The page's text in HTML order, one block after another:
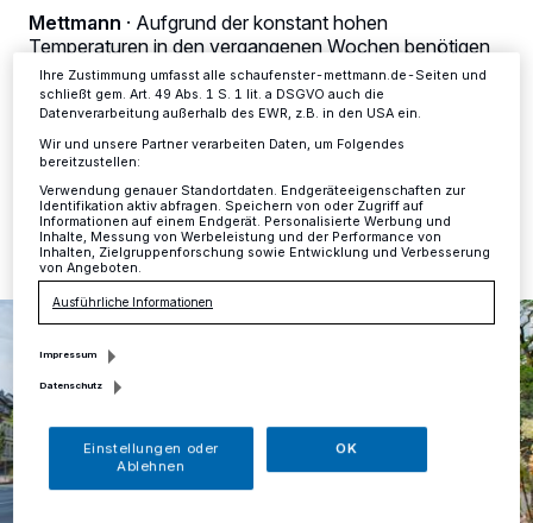
Mettmann · Aufgrund der konstant hohen
Temperaturen in den vergangenen Wochen benötigen
derzeit viele Bäume, Sträucher und Pflanzen im
Stadtgebiet dringend Wasser.
12.08.2020 , 14:08 Uhr Eine Minute Lesezeit
Ihre Einstellungen gelten innerhalb unseres Website. Weitere
Informationen finden Sie in unserer Datenschutzerklärung.
Ihre Zustimmung umfasst alle schaufenster-mettmann.de-Seiten und
schließt gem. Art. 49 Abs. 1 S. 1 lit. a DSGVO auch die
Datenverarbeitung außerhalb des EWR, z.B. in den USA ein.
Wir und unsere Partner verarbeiten Daten, um Folgendes
bereitzustellen:
Verwendung genauer Standortdaten. Endgeräteeigenschaften zur
Identifikation aktiv abfragen. Speichern von oder Zugriff auf
Informationen auf einem Endgerät. Personalisierte Werbung und
Inhalte, Messung von Werbeleistung und der Performance von
Inhalten, Zielgruppenforschung sowie Entwicklung und Verbesserung
von Angeboten.
Ausführliche Informationen
Impressum
Datenschutz
Einstellungen oder
Ablehnen
OK